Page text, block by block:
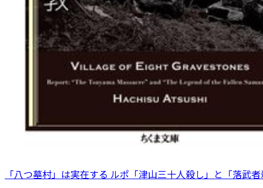
「八つ墓村」は実在する ルポ「津山三十人殺し」と「落武